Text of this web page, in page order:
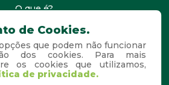
O que é?
consultores
Sua Visita
Frequentes
de Cookies.
que podem não funcionar
dos cookies. Para mais
os cookies que utilizamos,
de privacidade.